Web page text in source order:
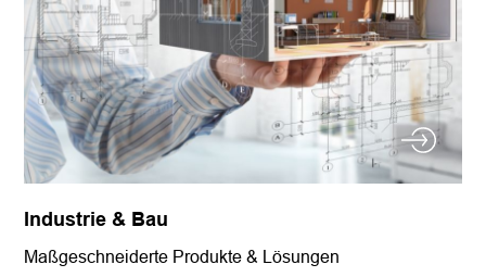
Industrie & Bau
Maßgeschneiderte Produkte & Lösungen